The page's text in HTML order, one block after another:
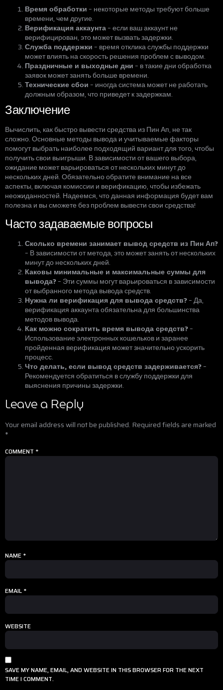
Время обработки– некоторые методы требуют больше
времени, чем другие.
Верификация аккаунта– если ваш аккаунт не
верифицирован, это может вызвать задержки.
Служба поддержки– время отклика службы поддержки
может влиять на скорость решения проблем с выводом.
Праздничные и выходные дни– в такие дни обработка
заявок может занять больше времени.
Технические сбои– иногда система может не работать
должным образом, что приведет к задержкам.
Заключение
Вычислить, как быстро вывести средства из Пин Ап, не так
сложно. Основные методы вывода и учитываемые факторы
помогут выбрать наиболее подходящий вариант для того, чтобы
получить свои выигрыши. В зависимости от вашего выбора,
ожидание может варьироваться от нескольких минут до
нескольких дней. Обязательно обратите внимание на все
аспекты, включая комиссии и верификацию, чтобы избежать
неожиданностей. Надеемся, что данная информация будет вам
полезна и вы сможете без проблем вывести свои средства!
Часто задаваемые вопросы
Сколько времени занимает вывод средств из Пин Ап?
– В зависимости от метода, это может занять от нескольких
минут до нескольких дней.
Каковы минимальные и максимальные суммы для
вывода?– Эти суммы могут варьироваться в зависимости
от выбранного метода вывода средств.
Нужна ли верификация для вывода средств?– Да,
верификация аккаунта обязательна для большинства
методов вывода.
Как можно сократить время вывода средств?–
Использование электронных кошельков и заранее
пройденная верификация может значительно ускорить
процесс.
Что делать, если вывод средств задерживается?–
Рекомендуется обратиться в службу поддержки для
выяснения причины задержки.
Leave a Reply
Your email address will not be published. Required fields are marked
*
COMMENT *
NAME *
EMAIL *
WEBSITE
SAVE MY NAME, EMAIL, AND WEBSITE IN THIS BROWSER FOR THE NEXT
TIME I COMMENT.